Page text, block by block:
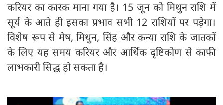
करियर का कारक माना गया है। 15 जून को मिथुन राशि में
सूर्य के आते ही इसका प्रभाव सभी 12 राशियों पर पड़ेगा।
विशेष रूप से मेष, मिथुन, सिंह और कन्या राशि के जातकों
के लिए यह समय करियर और आर्थिक दृष्टिकोण से काफी
लाभकारी सिद्ध हो सकता है।